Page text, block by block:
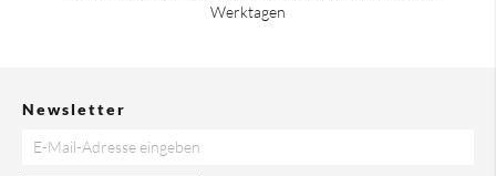
Werktagen
Newsletter